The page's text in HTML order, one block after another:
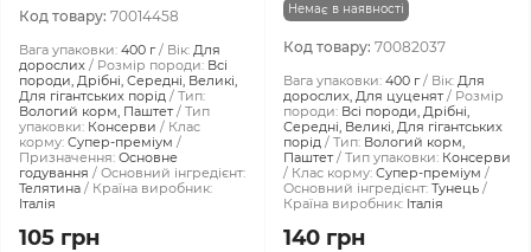
Код товару: 70014458
Вага упаковки: 400 г Вік: Для
дорослих
Розмір породи: Всі
породи, Дрібні, Середні, Великі,
Для гігантських порід
Тип:
Вологий корм, Паштет
Тип
упаковки: Консерви
Клас
корму: Супер-преміум
Призначення: Основне
годування
Основний інгредієнт:
Телятина
Країна виробник:
Італія
105 грн
Немає в наявності
Код товару: 70082037
Вага упаковки: 400 г Вік: Для
дорослих, Для цуценят
Розмір
породи: Всі породи, Дрібні,
Середні, Великі, Для гігантських
порід
Тип: Вологий корм,
Паштет
Тип упаковки: Консерви
Клас корму: Супер-преміум
Основний інгредієнт: Тунець
Країна виробник: Італія
140 грн